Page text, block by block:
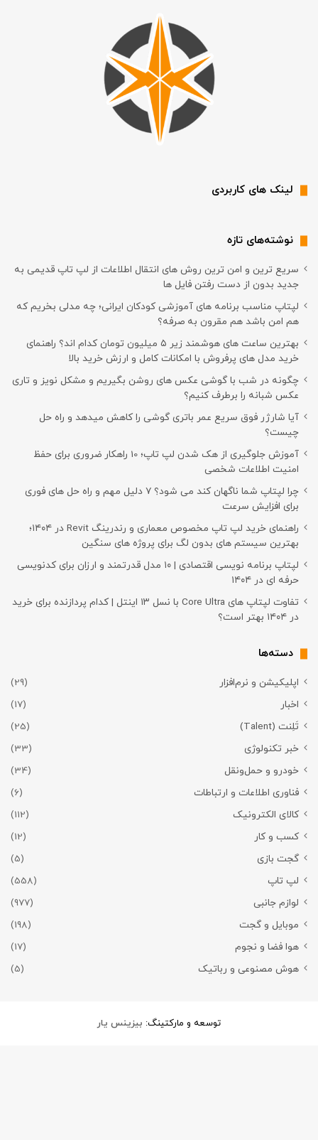
لینک های کاربردی
نوشته‌های تازه
سریع ترین و امن ترین روش های انتقال اطلاعات از لپ تاپ قدیمی به
جدید بدون از دست رفتن فایل ها
لپتاپ مناسب برنامه های آموزشی کودکان ایرانی؛ چه مدلی بخریم که
هم امن باشد هم مقرون به صرفه؟
بهترین ساعت های هوشمند زیر ۵ میلیون تومان کدام اند؟ راهنمای
خرید مدل های پرفروش با امکانات کامل و ارزش خرید بالا
چگونه در شب با گوشی عکس های روشن بگیریم و مشکل نویز و تاری
عکس شبانه را برطرف کنیم؟
آیا شارژر فوق سریع عمر باتری گوشی را کاهش میدهد و راه حل
چیست؟
آموزش جلوگیری از هک شدن لپ تاپ؛ 10 راهکار ضروری برای حفظ
امنیت اطلاعات شخصی
چرا لپتاپ شما ناگهان کند می شود؟ ۷ دلیل مهم و راه حل های فوری
برای افزایش سرعت
راهنمای خرید لپ تاپ مخصوص معماری و رندرینگ Revit در ۱۴۰۴؛
بهترین سیستم های بدون لگ برای پروژه های سنگین
لپتاپ برنامه نویسی اقتصادی | ۱۰ مدل قدرتمند و ارزان برای کدنویسی
حرفه ای در ۱۴۰۴
تفاوت لپتاپ های Core Ultra با نسل ۱۳ اینتل | کدام پردازنده برای خرید
در ۱۴۰۴ بهتر است؟
دسته‌ها
اپلیکیشن و نرم‌افزار
(29)
اخبار
(17)
تَلِنت (Talent)
(25)
خبر تکنولوژی
(33)
خودرو و حمل‌و‌نقل
(34)
فناوری اطلاعات و ارتباطات
(6)
کالای الکترونیک
(112)
کسب و کار
(12)
گجت بازی
(5)
لپ تاپ
(558)
لوازم جانبی
(977)
موبایل و گجت
(198)
هوا فضا و نجوم
(17)
هوش مصنوعی و رباتیک
(5)
توسعه و مارکتینگ: بیزینس یار